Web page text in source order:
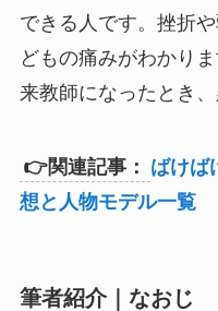
できる人です。挫折
どもの痛みがわかり
来教師になったとき
👉関連記事： ばけば
想と人物モデル一覧
筆者紹介｜なおじ